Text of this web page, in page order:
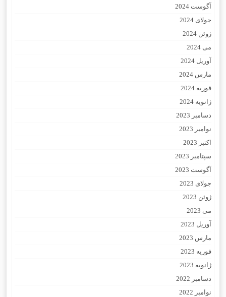
آگوست 2024
جولای 2024
ژوئن 2024
می 2024
آوریل 2024
مارس 2024
فوریه 2024
ژانویه 2024
دسامبر 2023
نوامبر 2023
اکتبر 2023
سپتامبر 2023
آگوست 2023
جولای 2023
ژوئن 2023
می 2023
آوریل 2023
مارس 2023
فوریه 2023
ژانویه 2023
دسامبر 2022
نوامبر 2022